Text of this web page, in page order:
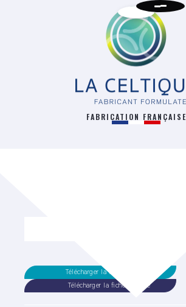
FABRICATION FRANÇAISE
Télécharger la fiche technique
Télécharger la fiche sécurité